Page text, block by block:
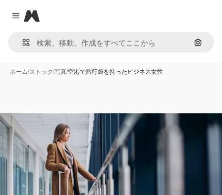
Close menu
Magnific
画像で
ホーム/ストック/写真/空港で旅行袋を持ったビジネス女性